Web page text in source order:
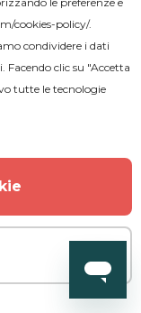
cookies-policy/.
condividere i dati
clic su "Accetta
tutte le tecnologie